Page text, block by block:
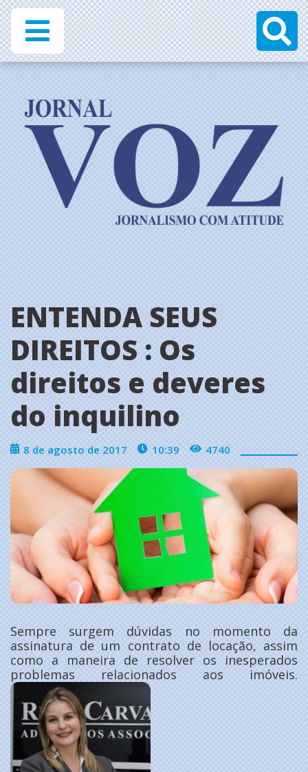
ENTENDA SEUS
DIREITOS : Os
direitos e deveres
do inquilino
8 de agosto de 2017 10:39 4740
Sempre surgem dúvidas no momento da
assinatura de um contrato de locação, assim
como a maneira de resolver os inesperados
problemas relacionados aos imóveis.